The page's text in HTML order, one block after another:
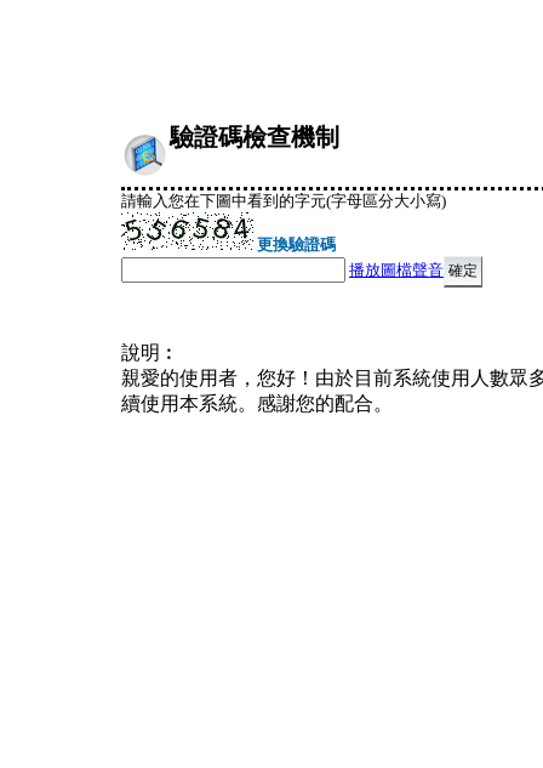
驗證碼檢查機制
請輸入您在下圖中看到的字元(字母區分大小寫)
更換驗證碼
播放圖檔聲音
說明︰
親愛的使用者，您好！由於目前系統使用人數眾
續使用本系統。感謝您的配合。